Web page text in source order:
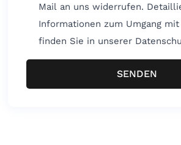
Mail an uns widerrufen.
Informationen zum Umgang
finden Sie in unserer
SENDEN